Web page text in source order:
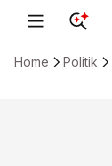
Home Politik